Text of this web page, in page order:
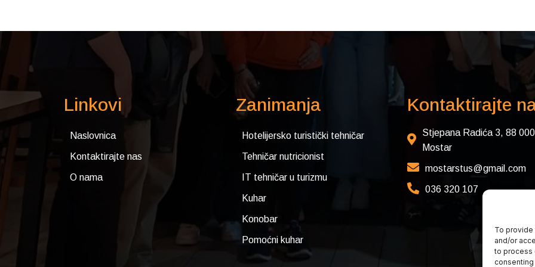
To
and/or
to process
Linkovi
Naslovnica
Kontaktirajte nas
O nama
Zanimanja
Hotelijersko turistički tehničar
Tehničar nutricionist
IT tehničar u turizmu
Kuhar
Konobar
Pomoćni kuhar
Kontaktirajte
Stjepana Radića 3, 88 000
Mostar
mostarstus@gmail.com
036 320 107